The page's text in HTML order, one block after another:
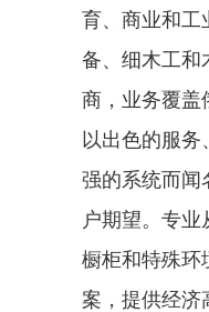
育、商业和工
备、细木工和
商，业务覆盖
以出色的服
强的系统而闻
户期望。专
橱柜和特殊环
案，提供经济